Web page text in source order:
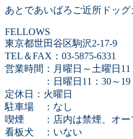
あとであいばろご近所ドッ
FELLOWS
東京都世田谷区駒沢2-17-9
TEL＆FAX：03-5875-6331
営業時間：月曜日～土曜日11
：日曜日11：30～19：
定休日：火曜日
駐車場 ：なし
喫煙 ：店内は禁煙、オー
看板犬 ：いない